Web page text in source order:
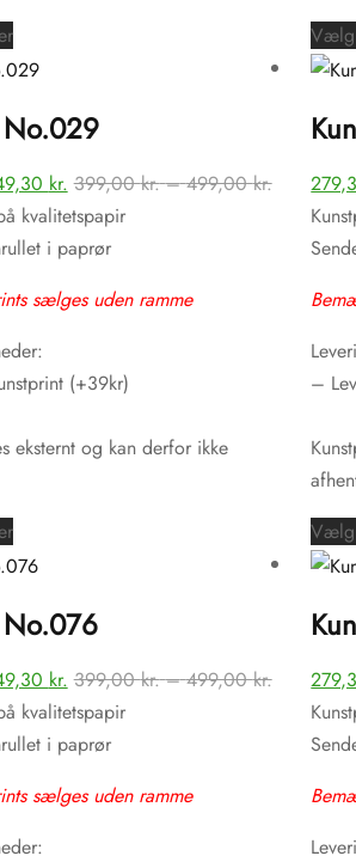
Dette
vare
flere
Mulighederne
kan
vælges
på
Vælg
kr.Prisinterval:
279,30 kr.
til
399,00kr. – 499,00kr.
399,00 kr.
kvalitetspapir
i paprør
sælges uden ramme
(+39kr)
eksternt og kan derfor ikke
Dette
vare
flere
Mulighederne
kan
vælges
på
–
Vælg
kr.Prisinterval:
279,30 kr.
til
399,00kr. – 499,00kr.
399,00 kr.
kvalitetspapir
i paprør
sælges uden ramme